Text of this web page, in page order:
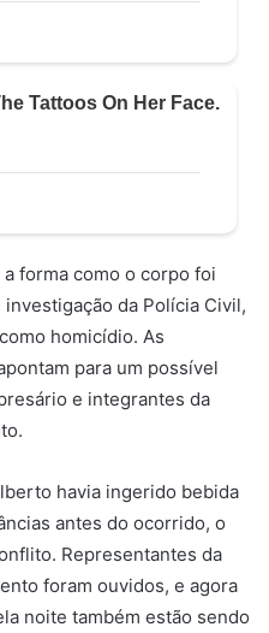
forma como o corpo foi
da Polícia Civil,
homicídio. As
para um possível
e integrantes da
havia ingerido bebida
antes do ocorrido, o
Representantes da
foram ouvidos, e agora
noite também estão sendo